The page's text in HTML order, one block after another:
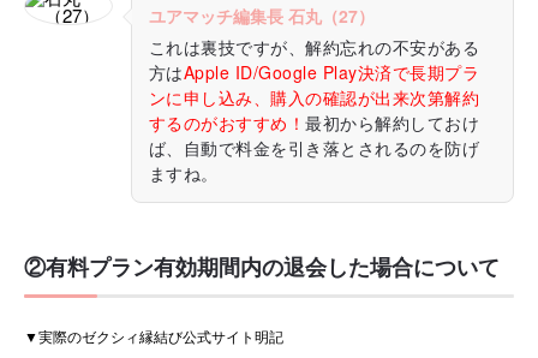
ユアマッチ編集長 石丸（27）
これは裏技ですが、解約忘れの不安がある
方はApple ID/Google Play決済で長期プラ
ンに申し込み、購入の確認が出来次第解約
するのがおすすめ！最初から解約しておけ
ば、自動で料金を引き落とされるのを防げ
ますね。
②有料プラン有効期間内の退会した場合について
▼実際のゼクシィ縁結び公式サイト明記